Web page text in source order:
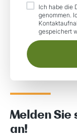
Melden Sie
an!
Datenschutz
Ich habe die
genommen.
gespeichert